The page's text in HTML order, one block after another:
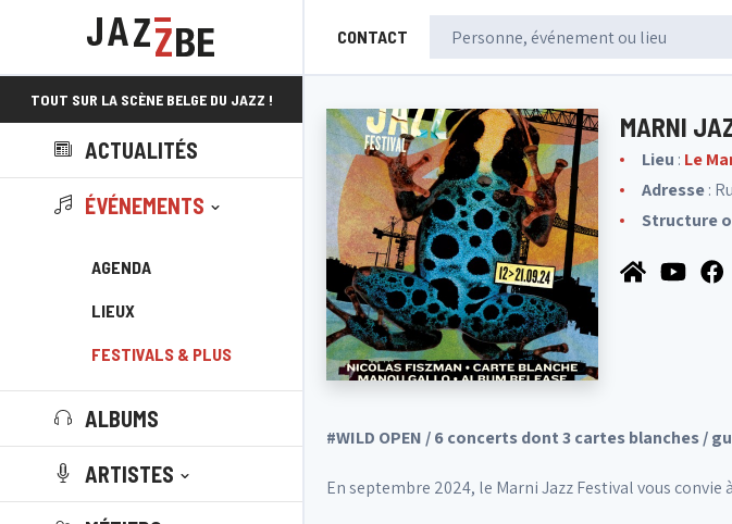
CONTACT
TOUT SUR LA SCÈNE BELGE DU JAZZ !
ACTUALITÉS
ÉVÉNEMENTS
AGENDA
LIEUX
FESTIVALS & PLUS
ALBUMS
ARTISTES
MARNI
Lieu : Le
Adresse:
Structure
#WILD OPEN / 6 concerts dont 3 cartes blanches /
En septembre 2024, le Marni Jazz Festival vous